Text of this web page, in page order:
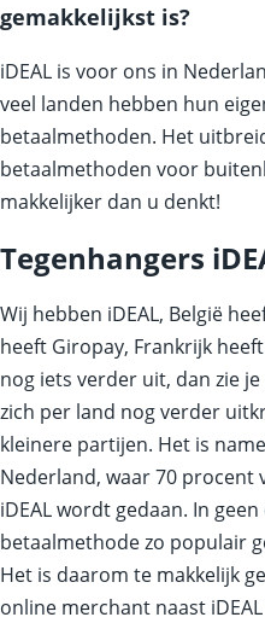
gemakkelijkst is?
iDEAL is voor ons in
veel landen hebben hun
betaalmethoden. Het
betaalmethoden voor
makkelijker dan u denkt!
Tegenhangers
Wij hebben iDEAL, België
heeft Giropay, Frankrijk
nog iets verder uit, dan zie
zich per land nog verder
kleinere partijen. Het is
Nederland, waar 70 procent
iDEAL wordt gedaan. In
betaalmethode zo populair
Het is daarom te makkelijk
online merchant naast